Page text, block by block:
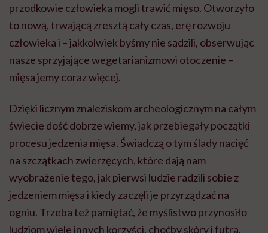
przodkowie człowieka mogli trawić mięso. Otworzyło
to nową, trwającą zresztą cały czas, erę rozwoju
człowieka i – jakkolwiek byśmy nie sądzili, obserwując
nasze sprzyjające wegetarianizmowi otoczenie –
mięsa jemy coraz więcej.
Dzięki licznym znaleziskom archeologicznym na całym
świecie dość dobrze wiemy, jak przebiegały początki
procesu jedzenia mięsa. Świadczą o tym ślady nacięć
na szczątkach zwierzęcych, które dają nam
wyobrażenie tego, jak pierwsi ludzie radzili sobie z
jedzeniem mięsa i kiedy zaczęli je przyrządzać na
ogniu. Trzeba też pamiętać, że myślistwo przynosiło
ludziom wiele innych korzyści, choćby skóry i futra,